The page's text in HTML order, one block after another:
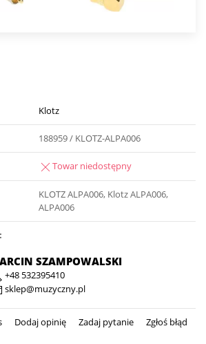
Klotz
188959 / KLOTZ-ALPA006
Towar niedostępny
KLOTZ ALPA006, Klotz ALPA006,
ALPA006
SZAMPOWALSKI
+48 532395410
sklep@muzyczny.pl
Dodaj opinię Zadaj pytanie Zgłoś błąd